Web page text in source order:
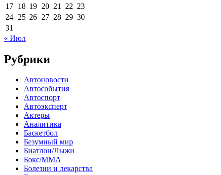
17 18 19 20 21 22 23
24 25 26 27 28 29 30
31
« Июл
Рубрики
Автоновости
Автособытия
Автоспорт
Автоэксперт
Актеры
Аналитика
Баскетбол
Безумный мир
Биатлон/Лыжи
Бокс/MMA
Болезни и лекарства